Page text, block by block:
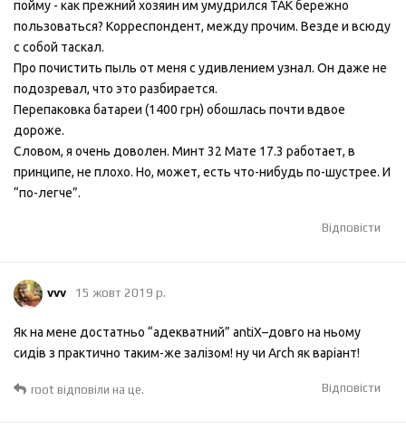
пойму - как прежний хозяин им умудрился ТАК бережно
пользоваться? Корреспондент, между прочим. Везде и всюду
с собой таскал.
Про почистить пыль от меня с удивлением узнал. Он даже не
подозревал, что это разбирается.
Перепаковка батареи (1400 грн) обошлась почти вдвое
дороже.
Словом, я очень доволен. Минт 32 Мате 17.3 работает, в
принципе, не плохо. Но, может, есть что-нибудь по-шустрее. И
“по-легче”.
Відповісти
vvv 15 жовт 2019 р.
Як на мене достатньо “адекватний” antiX–довго на ньому
сидів з практично таким-же залізом! ну чи Arch як варіант!
Відповісти
root відповіли на це.